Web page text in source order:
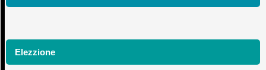
Elezzione